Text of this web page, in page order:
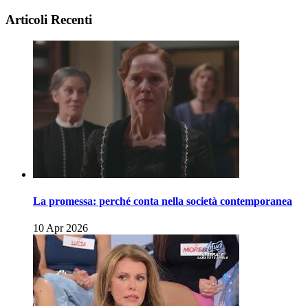
Articoli Recenti
La promessa: perché conta nella società contemporanea
10 Apr 2026